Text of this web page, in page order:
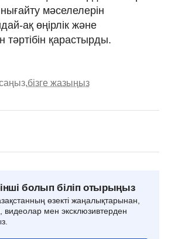
мәселелерін
ақ өңірлік және
тәртібін қарастырды.
бізге жазыңыз
болып біліп отырыңыз
өзекті жаңалықтарынан,
видеолар мен эксклюзивтерден